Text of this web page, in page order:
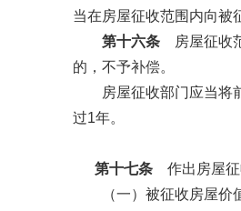
当在房屋征收范围内向被
第十六条 房屋征收
的，不予补偿。
房屋征收部门应当将前
过1年。
第十七条 作出房屋征
（一）被征收房屋价值